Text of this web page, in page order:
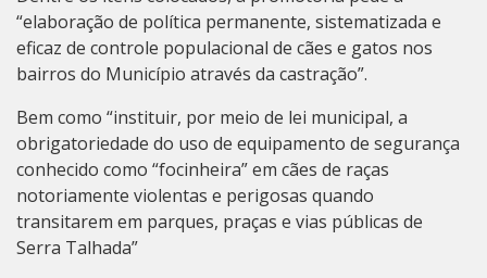
“elaboração de política permanente, sistematizada e
eficaz de controle populacional de cães e gatos nos
bairros do Município através da castração”.
Bem como “instituir, por meio de lei municipal, a
obrigatoriedade do uso de equipamento de segurança
conhecido como “focinheira” em cães de raças
notoriamente violentas e perigosas quando
transitarem em parques, praças e vias públicas de
Serra Talhada”